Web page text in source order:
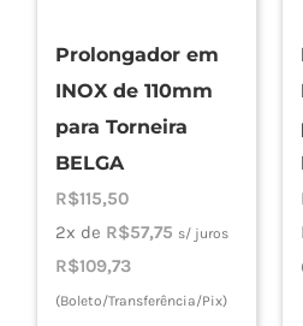
Prolongador em
INOX de 110mm
para Torneira
BELGA
R$115,50
2x de R$57,75 s/ juros
R$109,73
(Boleto/Transferência/Pix)